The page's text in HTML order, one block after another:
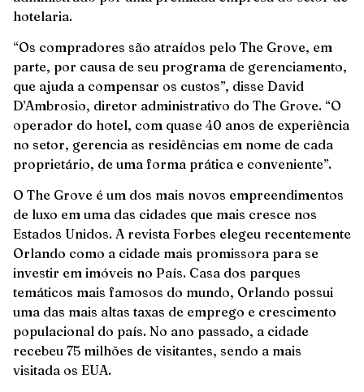
hotelaria.
“Os compradores são atraídos pelo The Grove, em
parte, por causa de seu programa de gerenciamento,
que ajuda a compensar os custos”, disse David
D’Ambrosio, diretor administrativo do The Grove. “O
operador do hotel, com quase 40 anos de experiência
no setor, gerencia as residências em nome de cada
proprietário, de uma forma prática e conveniente”.
O The Grove é um dos mais novos empreendimentos
de luxo em uma das cidades que mais cresce nos
Estados Unidos. A revista Forbes elegeu recentemente
Orlando como a cidade mais promissora para se
investir em imóveis no País. Casa dos parques
temáticos mais famosos do mundo, Orlando possui
uma das mais altas taxas de emprego e crescimento
populacional do país. No ano passado, a cidade
recebeu 75 milhões de visitantes, sendo a mais
visitada os EUA.